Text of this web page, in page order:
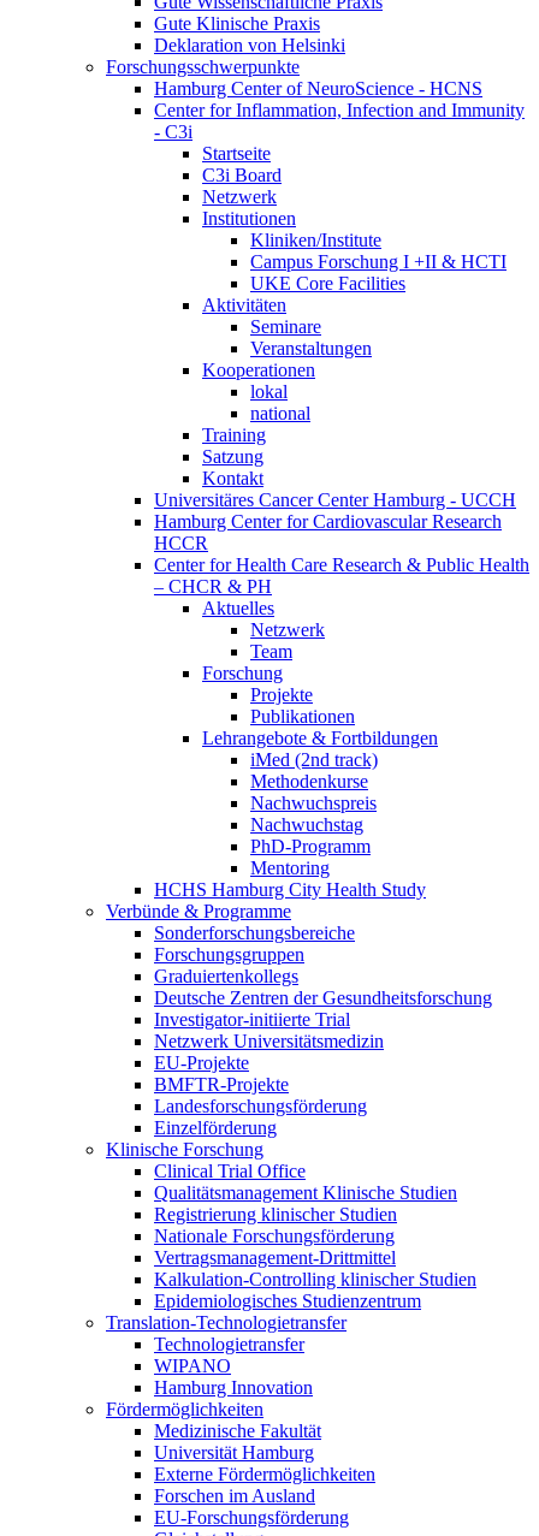
Gute Klinische Praxis
Deklaration von Helsinki
Forschungsschwerpunkte
Hamburg Center of NeuroScience - HCNS
Center for Inflammation, Infection and Immunity
- C3i
Startseite
C3i Board
Netzwerk
Institutionen
Kliniken/Institute
Campus Forschung I +II & HCTI
UKE Core Facilities
Aktivitäten
Seminare
Veranstaltungen
Kooperationen
lokal
national
Training
Satzung
Kontakt
Universitäres Cancer Center Hamburg - UCCH
Hamburg Center for Cardiovascular Research
HCCR
Center for Health Care Research & Public Health
– CHCR & PH
Aktuelles
Netzwerk
Team
Forschung
Projekte
Publikationen
Lehrangebote & Fortbildungen
iMed (2nd track)
Methodenkurse
Nachwuchspreis
Nachwuchstag
PhD-Programm
Mentoring
HCHS Hamburg City Health Study
Verbünde & Programme
Sonderforschungsbereiche
Forschungsgruppen
Graduiertenkollegs
Deutsche Zentren der Gesundheitsforschung
Investigator-initiierte Trial
Netzwerk Universitätsmedizin
EU-Projekte
BMFTR-Projekte
Landesforschungsförderung
Einzelförderung
Klinische Forschung
Clinical Trial Office
Qualitätsmanagement Klinische Studien
Registrierung klinischer Studien
Nationale Forschungsförderung
Vertragsmanagement-Drittmittel
Kalkulation-Controlling klinischer Studien
Epidemiologisches Studienzentrum
Translation-Technologietransfer
Technologietransfer
WIPANO
Hamburg Innovation
Fördermöglichkeiten
Medizinische Fakultät
Universität Hamburg
Externe Fördermöglichkeiten
Forschen im Ausland
EU-Forschungsförderung